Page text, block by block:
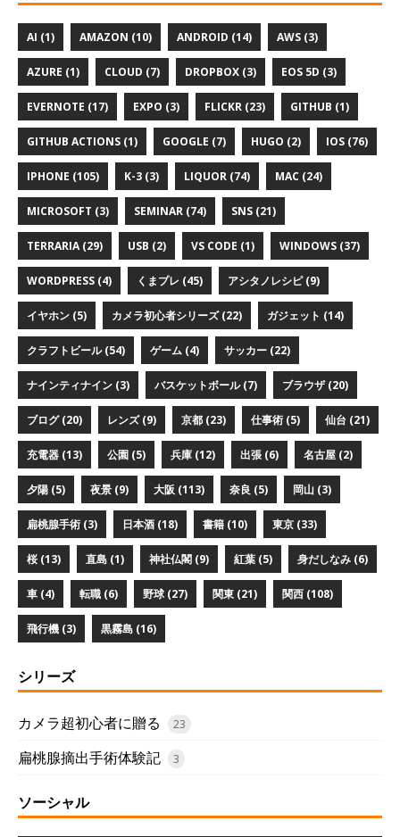
AI (1) AMAZON (10) ANDROID (14) AWS (3)
AZURE (1) CLOUD (7) DROPBOX (3) EOS 5D (3)
EVERNOTE (17) EXPO (3) FLICKR (23) GITHUB (1)
GITHUB ACTIONS (1) GOOGLE (7) HUGO (2) IOS (76)
IPHONE (105) K-3 (3) LIQUOR (74) MAC (24)
MICROSOFT (3) SEMINAR (74) SNS (21)
TERRARIA (29) USB (2) VS CODE (1) WINDOWS (37)
WORDPRESS (4) くまプレ (45) アシタノレシピ (9)
イヤホン (5) カメラ初心者シリーズ (22) ガジェット (14)
クラフトビール (54) ゲーム (4) サッカー (22)
ナインティナイン (3) バスケットボール (7) ブラウザ (20)
ブログ (20) レンズ (9) 京都 (23) 仕事術 (5) 仙台 (21)
充電器 (13) 公園 (5) 兵庫 (12) 出張 (6) 名古屋 (2)
夕陽 (5) 夜景 (9) 大阪 (113) 奈良 (5) 岡山 (3)
扁桃腺手術 (3) 日本酒 (18) 書籍 (10) 東京 (33)
桜 (13) 直島 (1) 神社仏閣 (9) 紅葉 (5) 身だしなみ (6)
車 (4) 転職 (6) 野球 (27) 関東 (21) 関西 (108)
飛行機 (3) 黒霧島 (16)
シリーズ
カメラ超初心者に贈る 23
扁桃腺摘出手術体験記 3
ソーシャル